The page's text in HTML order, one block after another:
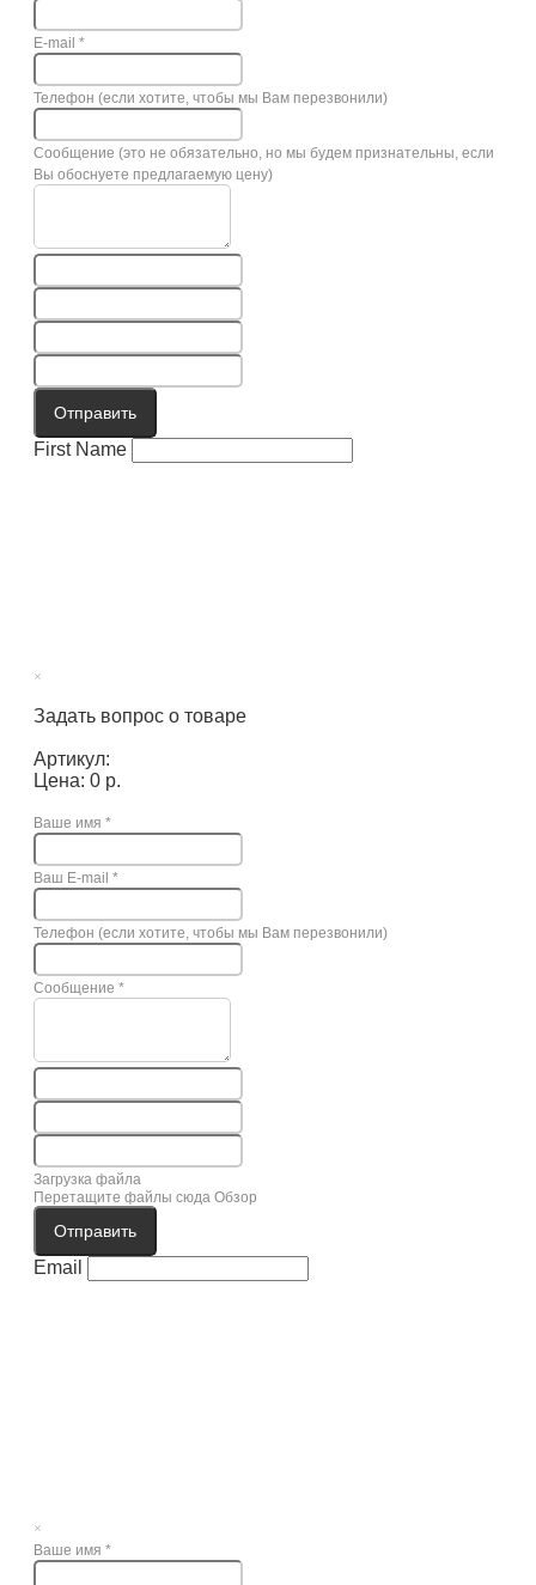
E-mail *
Телефон (если хотите, чтобы мы Вам перезвонили)
Сообщение (это не обязательно, но мы будем признательны, если
Вы обоснуете предлагаемую цену)
Отправить
First Name
×
Задать вопрос о товаре
Артикул:
Цена: 0 р.
Ваше имя *
Ваш E-mail *
Телефон (если хотите, чтобы мы Вам перезвонили)
Сообщение *
Загрузка файла
Перетащите файлы сюда Обзор
Отправить
Email
×
Ваше имя *